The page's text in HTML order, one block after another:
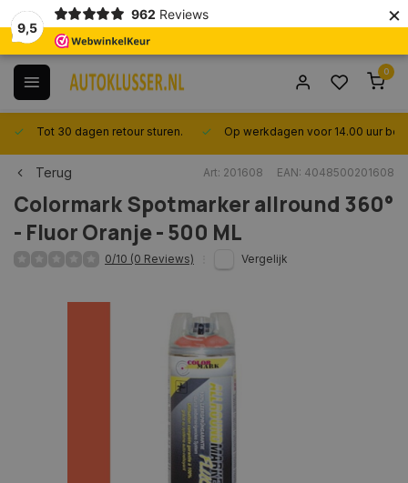
9,5
962 Reviews ×
0
Tot 30 dagen retour sturen. Op werkdagen voor 14.00 uur
Terug Art: 201608 EAN: 4048500201608
ColormarkSpotmarker allround 360°
- Fluor Oranje - 500 ML
0/10 (0 Reviews) Vergelijk